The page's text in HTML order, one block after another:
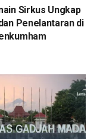
Sirkus Ungkap
Penelantaran di